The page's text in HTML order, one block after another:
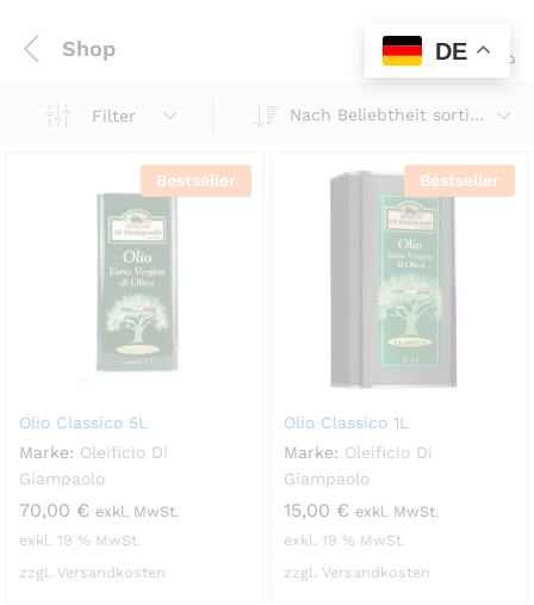
Shop 0
Filter Nach Beliebtheit sortiert
Bestseller
Olio Classico 5L
Marke: Oleificio Di
Giampaolo
70,00 € exkl. MwSt.
exkl. 19 % MwSt.
zzgl. Versandkosten
Bestseller
Olio Classico 1L
Marke: Oleificio Di
Giampaolo
15,00 € exkl. MwSt.
exkl. 19 % MwSt.
zzgl. Versandkosten
DE